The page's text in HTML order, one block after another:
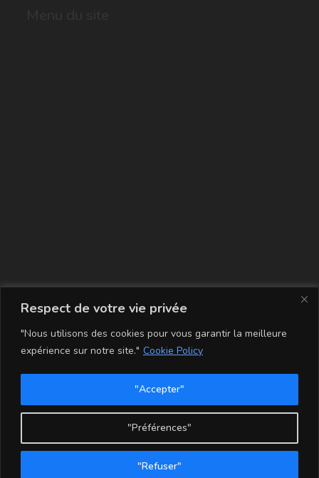
Respect de votre vie privée
"Nous utilisons des cookies pour vous garantir la meilleure
expérience sur notre site." Cookie Policy
"Préférences"
"Refuser"
"Accepter"
La carte
Conditions Générales de Vente Mentions légales
Mon compte
Politique de Confidentialité et Cookie
Copyright - WordPress Theme by OceanWP